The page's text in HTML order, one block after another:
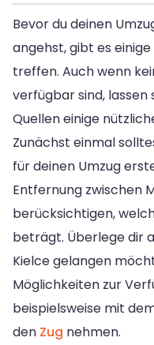
Bevor du deinen
angehst, gibt es
treffen. Auch wenn
verfügbar sind,
Quellen einige
Zunächst einmal
für deinen Umzug
Entfernung zwischen
berücksichtigen,
beträgt. Überlege dir
Kielce gelangen
Möglichkeiten zur
beispielsweise mit
den Zug nehmen.